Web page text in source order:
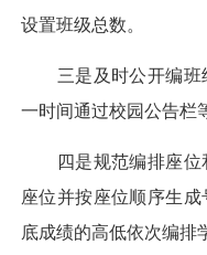
设置班级总数。
三是及时公开编班
一时间通过校园公告栏
四是规范编排座位
座位并按座位顺序生
底成绩的高低依次编排